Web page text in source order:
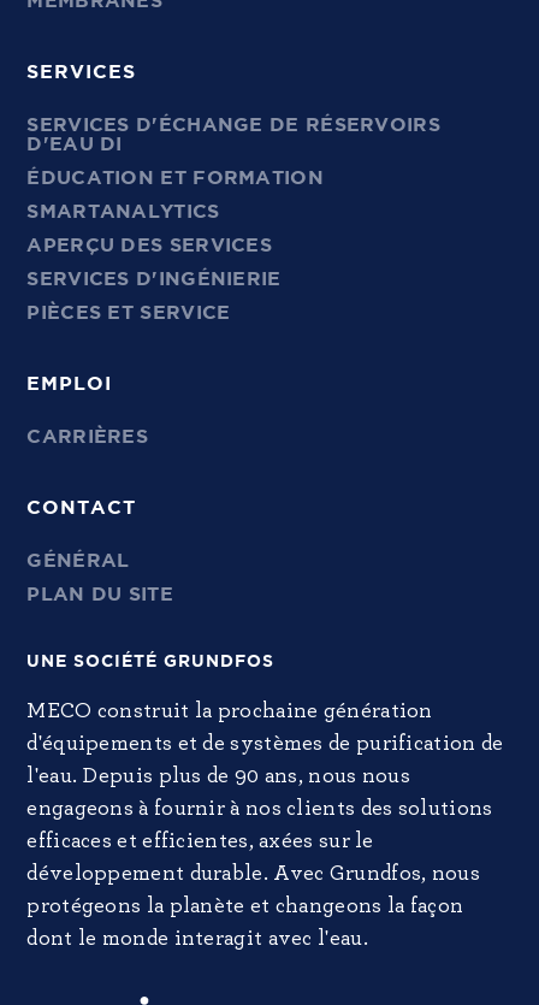
SERVICES
SERVICES D'ÉCHANGE DE RÉSERVOIRS
D'EAU DI
ÉDUCATION ET FORMATION
SMARTANALYTICS
APERÇU DES SERVICES
SERVICES D'INGÉNIERIE
PIÈCES ET SERVICE
EMPLOI
CARRIÈRES
CONTACT
GÉNÉRAL
PLAN DU SITE
UNE SOCIÉTÉ GRUNDFOS
MECO construit la prochaine génération
d'équipements et de systèmes de purification de
l'eau. Depuis plus de 90 ans, nous nous
engageons à fournir à nos clients des solutions
efficaces et efficientes, axées sur le
développement durable. Avec Grundfos, nous
protégeons la planète et changeons la façon
dont le monde interagit avec l'eau.